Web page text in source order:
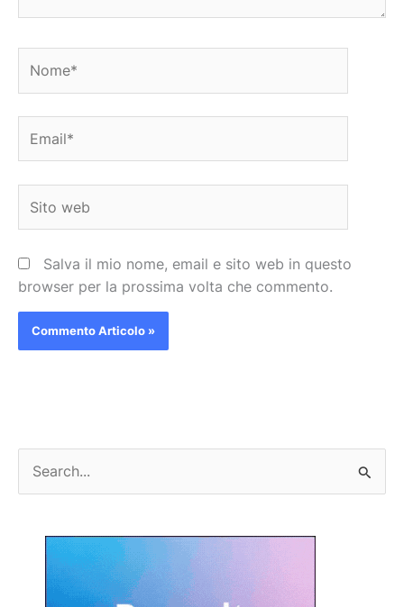
web
Salva il mio nome, email e sito web in questo
browser per la prossima volta che commento.